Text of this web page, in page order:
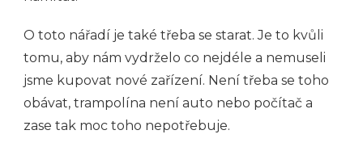
O toto nářadí je také třeba se starat. Je to kvůli
tomu, aby nám vydrželo co nejdéle a nemuseli
jsme kupovat nové zařízení. Není třeba se toho
obávat, trampolína není auto nebo počítač a
zase tak moc toho nepotřebuje.